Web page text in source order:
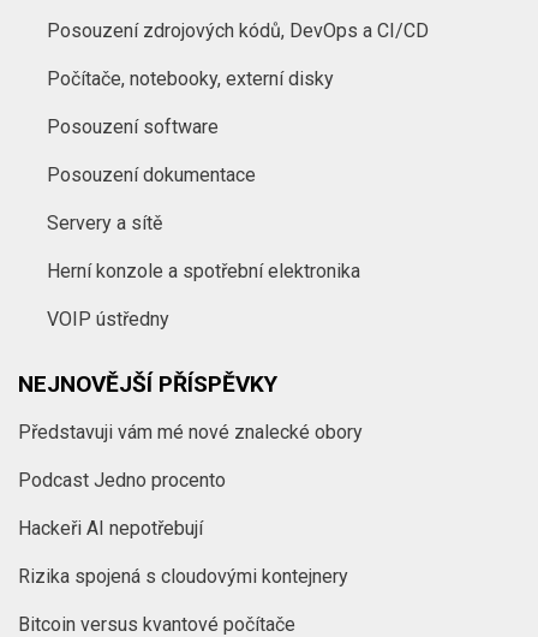
Posouzení zdrojových kódů, DevOps a CI/CD
Počítače, notebooky, externí disky
Posouzení software
Posouzení dokumentace
Servery a sítě
Herní konzole a spotřební elektronika
VOIP ústředny
NEJNOVĚJŠÍ PŘÍSPĚVKY
Představuji vám mé nové znalecké obory
Podcast Jedno procento
Hackeři AI nepotřebují
Rizika spojená s cloudovými kontejnery
Bitcoin versus kvantové počítače